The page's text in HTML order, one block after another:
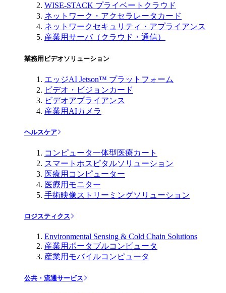
WISE-STACK プライベートクラウド
ネットワーク・アクセラレータカード
ネットワークセキュリティ・アプライアンス
産業用サーバ（クラウド・通信）
業務用ビデオソリューション
エッジAI Jetson™ プラットフォーム
ビデオ・ビジョンカード
ビデオアプライアンス
産業用AIカメラ
ヘルスケア
コンピュータ一体型医療カート
スマートホスピタルソリューション
医療用コンピューター
医療用モニター
手術映像ストリーミングソリューション
ロジスティクス
Environmental Sensing & Cold Chain Solutions
産業用ポータブルコンピュータ
産業用モバイルコンピュータ
公共・流通サービス